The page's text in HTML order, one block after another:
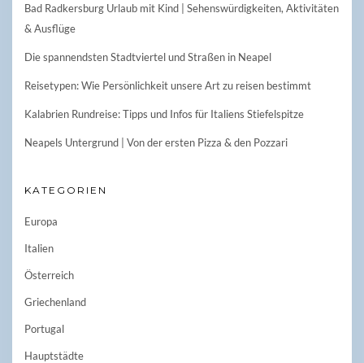
Bad Radkersburg Urlaub mit Kind | Sehenswürdigkeiten, Aktivitäten
& Ausflüge
Die spannendsten Stadtviertel und Straßen in Neapel
Reisetypen: Wie Persönlichkeit unsere Art zu reisen bestimmt
Kalabrien Rundreise: Tipps und Infos für Italiens Stiefelspitze
Neapels Untergrund | Von der ersten Pizza & den Pozzari
KATEGORIEN
Europa
Italien
Österreich
Griechenland
Portugal
Hauptstädte